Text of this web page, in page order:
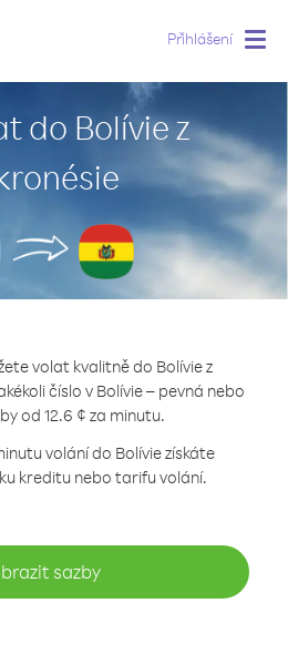
Přihlášení
do Bolívie z
volat kvalitně do Bolívie z
číslo v Bolívie – pevná nebo
od 12.6 ¢ za minutu.
volání do Bolívie získáte
kreditu nebo tarifu volání.
sazby